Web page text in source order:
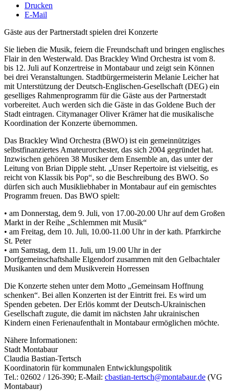
Drucken
E-Mail
Gäste aus der Partnerstadt spielen drei Konzerte
Sie lieben die Musik, feiern die Freundschaft und bringen englisches
Flair in den Westerwald. Das Brackley Wind Orchestra ist vom 8.
bis 12. Juli auf Konzertreise in Montabaur und zeigt sein Können
bei drei Veranstaltungen. Stadtbürgermeisterin Melanie Leicher hat
mit Unterstützung der Deutsch-Englischen-Gesellschaft (DEG) ein
geselliges Rahmenprogramm für die Gäste aus der Partnerstadt
vorbereitet. Auch werden sich die Gäste in das Goldene Buch der
Stadt eintragen. Citymanager Oliver Krämer hat die musikalische
Koordination der Konzerte übernommen.
Das Brackley Wind Orchestra (BWO) ist ein gemeinnütziges
selbstfinanziertes Amateurorchester, das sich 2004 gegründet hat.
Inzwischen gehören 38 Musiker dem Ensemble an, das unter der
Leitung von Brian Dipple steht. „Unser Repertoire ist vielseitig, es
reicht von Klassik bis Pop“, so die Beschreibung des BWO. So
dürfen sich auch Musikliebhaber in Montabaur auf ein gemischtes
Programm freuen. Das BWO spielt:
• am Donnerstag, dem 9. Juli, von 17.00-20.00 Uhr auf dem Großen
Markt in der Reihe „Schlemmen mit Musik“
• am Freitag, dem 10. Juli, 10.00-11.00 Uhr in der kath. Pfarrkirche
St. Peter
• am Samstag, dem 11. Juli, um 19.00 Uhr in der
Dorfgemeinschaftshalle Elgendorf zusammen mit den Gelbachtaler
Musikanten und dem Musikverein Horressen
Die Konzerte stehen unter dem Motto „Gemeinsam Hoffnung
schenken“. Bei allen Konzerten ist der Eintritt frei. Es wird um
Spenden gebeten. Der Erlös kommt der Deutsch-Ukrainischen
Gesellschaft zugute, die damit im nächsten Jahr ukrainischen
Kindern einen Ferienaufenthalt in Montabaur ermöglichen möchte.
Nähere Informationen:
Stadt Montabaur
Claudia Bastian-Tertsch
Koordinatorin für kommunalen Entwicklungspolitik
Tel.: 02602 / 126-390; E-Mail: cbastian-tertsch@montabaur.de (VG
Montabaur)